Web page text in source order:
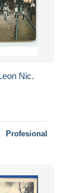
Nic.
Profesional